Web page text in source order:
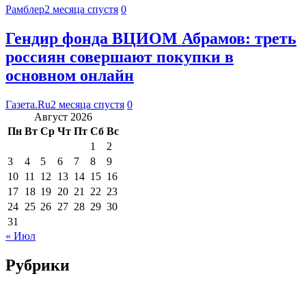
Рамблер2 месяца спустя 0
Гендир фонда ВЦИОМ Абрамов: треть
россиян совершают покупки в
основном онлайн
Газета.Ru2 месяца спустя 0
Август 2026
Пн Вт Ср Чт Пт Сб Вс
1
2
3
4 5 6 7 8
9
10 11 12 13 14 15 16
17 18 19 20 21 22 23
24 25 26 27 28 29 30
31
« Июл
Рубрики